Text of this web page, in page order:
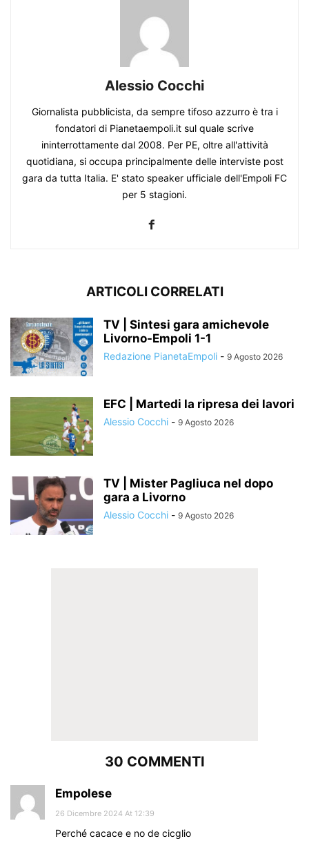
Alessio Cocchi
Giornalista pubblicista, da sempre tifoso azzurro è tra i
fondatori di Pianetaempoli.it sul quale scrive
ininterrottamente dal 2008. Per PE, oltre all'attività
quotidiana, si occupa principalmente delle interviste post
gara da tutta Italia. E' stato speaker ufficiale dell'Empoli FC
per 5 stagioni.
ARTICOLI CORRELATI
TV | Sintesi gara amichevole
Livorno-Empoli 1-1
Redazione PianetaEmpoli - 9 Agosto 2026
EFC | Martedi la ripresa dei lavori
Alessio Cocchi - 9 Agosto 2026
TV | Mister Pagliuca nel dopo
gara a Livorno
Alessio Cocchi - 9 Agosto 2026
30 COMMENTI
Empolese
26 Dicembre 2024 At 12:39
Perché cacace e no de cicglio